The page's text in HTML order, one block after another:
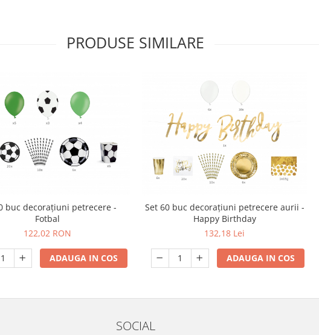
PRODUSE SIMILARE
buc decorațiuni petrecere -
Fotbal
122,02 RON
ADAUGA IN COS
Set 60 buc decorațiuni petrecere aurii -
Happy Birthday
132,18 Lei
ADAUGA IN COS
SOCIAL